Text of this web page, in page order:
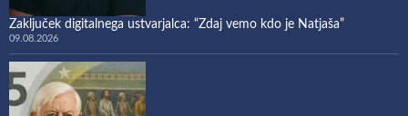
Zaključek digitalnega ustvarjalca: “Zdaj vemo kdo je Natjaša”
09.08.2026